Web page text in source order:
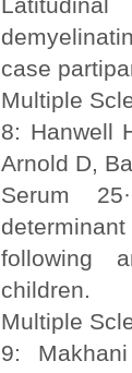
case
Multiple
8: Hanwell
Arnold D,
Serum
following
children.
Multiple
9: